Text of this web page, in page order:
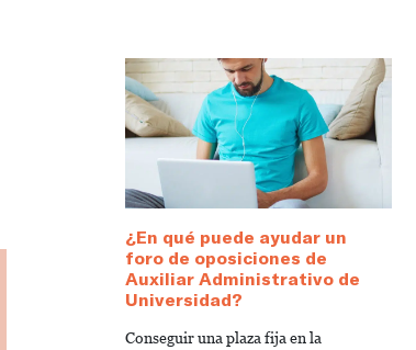
¿En qué puede ayudar un
foro de oposiciones de
Auxiliar Administrativo de
Universidad?
Conseguir una plaza fija en la